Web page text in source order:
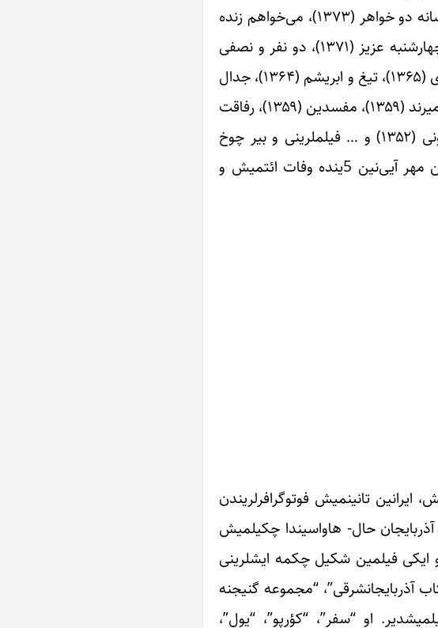
اولموشدور. اونون اشتراک ائتدیگی فیلملردن: سهراب (۱۳۷۸)، جوانمرد (۱۳۷۵)، بازیهای پنهان (۱۳۷۴)، افسانه دو خواهر (۱۳۷۳)، می‌خواهم زنده
بمانم (۱۳۷۳)، آنها هیچکس را دوست ندارند (۱۳۷۲)، ضربه آخر (۱۳۷۲)، پرواز را به خاطر بسپار (۱۳۷۱)، چهارشنبه عزیز (۱۳۷۱)، دو نفر و نصفی
(۱۳۷۰)، دو سرنوشت (۱۳۶۸)، گلنار (۱۳۶۷)، در انتظار شیطان (۱۳۶۶)، شکار (۱۳۶۶)، غریبه (۱۳۶۶)، خانه ابری (۱۳۶۵)، تیغ و ابریشم (۱۳۶۴)، جدال
(۱۳۶۴)، میلاد (۱۳۶۳)، یک روز گرم (۱۳۶۳)، خاک و خون (۱۳۶۲)، مرگ سفید (۱۳۶۲)، شجاعان ایستاده می‌میرند (۱۳۵۹)، مفسدین (۱۳۵۹)، رفاقت
(۱۳۵۶)، عشق و خشونت (۱۳۵۶)، سرایدار (۱۳۵۵)، فاصله (۱۳۵۴)، سلام بر عشق (۱۳۵۳)، قربون زن ایرونی (۱۳۵۲) و … فیلملرینی و بیر چوخ
سریال‌لاری آد آپارماق اولار. بوتون عؤمرونو صنعته حصر ائدن بو آذربایجانلی صنعتکار ۹۳ یاشیندا بو ایلین مهر آیی‌نین 5ینده وفات ائتمیش و
دونیایا گؤز آجمیش، ایرانین تانینمیش فوتوگرافرلریندن
حال- هاواسیندا چکیلمیش
ایکی فیلمین شکیل چکمه ایشلرینی
احتوا ائده‌ن ۴ شکیل‌لر مجموعه‌سی: “کتاب آذربایجانشرقی”، “مجموعه گنیجنه
او “سفر”، “کؤرپو”، “یول”،